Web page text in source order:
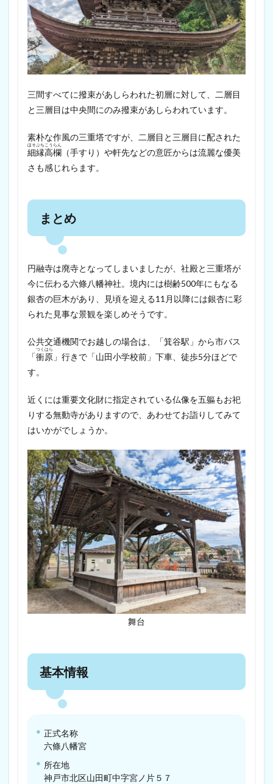
三間すべてに撥束があしらわれた初層に対して、二層目
と三層目は中央間にのみ撥束があしらわれています。
素朴な作風の三重塔ですが、二層目と三層目に配された
細
ほそ
縁
ぶち
高
こう
欄
らん
（手すり）や軒先などの意匠からは流麗な優美
さも感じれらます。
まとめ
円融寺は廃寺となってしまいましたが、社殿と三重塔が
今に伝わる六條八幡神社。境内には樹齢500年にもなる
銀杏の巨木があり、見頃を迎える11月以降には銀杏に彩
られた見事な景観を楽しめそうです。
公共交通機関でお越しの場合は、「箕谷駅」から市バス
「衝
つく
原
はら
」行きで「山田小学校前」下車、徒歩5分ほどで
す。
近くには重要文化財に指定されている仏像を五軀もお祀
りする無動寺がありますので、あわせてお詣りしてみて
はいかがでしょうか。
舞台
基本情報
正式名称
六條八幡宮
所在地
神戸市北区山田町中字宮ノ片５７